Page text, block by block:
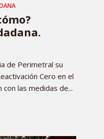
de Perimetral su
Cero en el
las medidas de...